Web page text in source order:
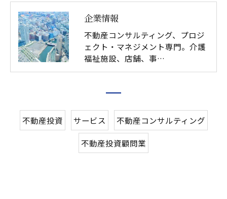
企業情報
不動産コンサルティング、プロジ
ェクト・マネジメント専門。介護
福祉施設、店舗、事…
不動産投資 サービス 不動産コンサルティング
不動産投資顧問業